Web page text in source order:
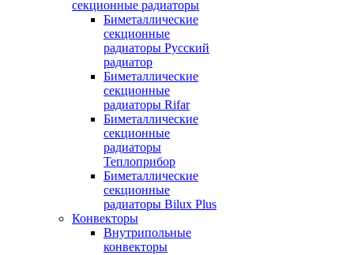
секционные радиаторы
Биметаллические
секционные
радиаторы Русский
радиатор
Биметаллические
секционные
радиаторы Rifar
Биметаллические
секционные
радиаторы
Теплоприбор
Биметаллические
секционные
радиаторы Bilux Plus
Конвекторы
Внутрипольные
конвекторы